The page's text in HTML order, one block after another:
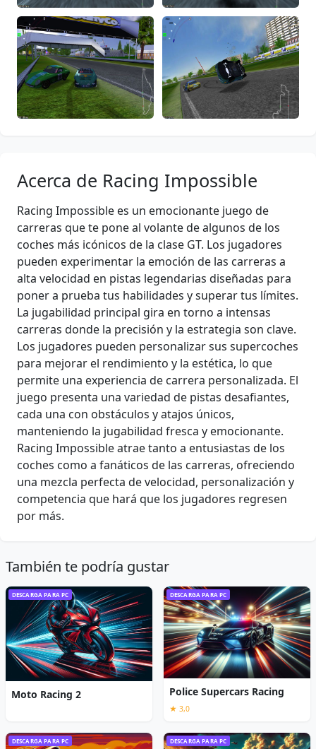
Acerca de Racing Impossible
Racing Impossible es un emocionante juego de
carreras que te pone al volante de algunos de los
coches más icónicos de la clase GT. Los jugadores
pueden experimentar la emoción de las carreras a
alta velocidad en pistas legendarias diseñadas para
poner a prueba tus habilidades y superar tus límites.
La jugabilidad principal gira en torno a intensas
carreras donde la precisión y la estrategia son clave.
Los jugadores pueden personalizar sus supercoches
para mejorar el rendimiento y la estética, lo que
permite una experiencia de carrera personalizada. El
juego presenta una variedad de pistas desafiantes,
cada una con obstáculos y atajos únicos,
manteniendo la jugabilidad fresca y emocionante.
Racing Impossible atrae tanto a entusiastas de los
coches como a fanáticos de las carreras, ofreciendo
una mezcla perfecta de velocidad, personalización y
competencia que hará que los jugadores regresen
por más.
También te podría gustar
DESCARGA PARA PC
Moto Racing 2
DESCARGA PARA PC
Police Supercars Racing
★ 3,0
DESCARGA PARA PC DESCARGA PARA PC